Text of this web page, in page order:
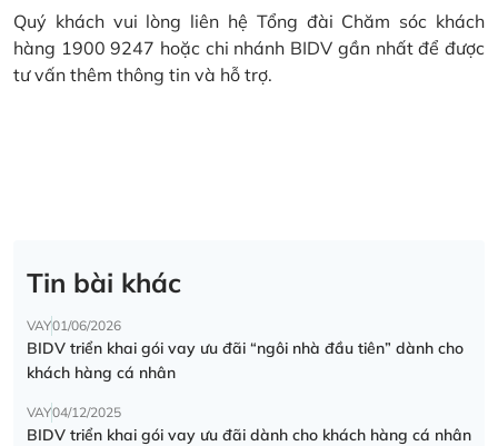
Quý khách vui lòng liên hệ Tổng đài Chăm sóc khách
hàng 1900 9247 hoặc chi nhánh BIDV gần nhất để được
tư vấn thêm thông tin và hỗ trợ.
Tin bài khác
VAY01/06/2026
BIDV triển khai gói vay ưu đãi “ngôi nhà đầu tiên” dành cho
khách hàng cá nhân
VAY04/12/2025
BIDV triển khai gói vay ưu đãi dành cho khách hàng cá nhân